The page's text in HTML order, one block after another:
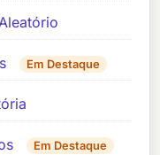
Em Destaque
Em Destaque